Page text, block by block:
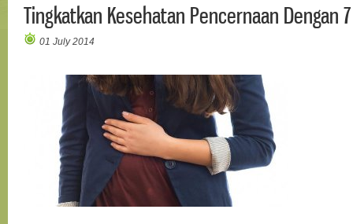
Tingkatkan Kesehatan Pencernaan Dengan
01 July 2014